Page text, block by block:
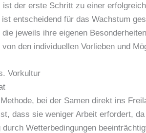
der erste Schritt zu einer
ist entscheidend für das Wachstum
jeweils ihre eigenen
den individuellen Vorlieben und
Vorkultur
bei der Samen direkt ins
dass sie weniger Arbeit erfordert,
Wetterbedingungen